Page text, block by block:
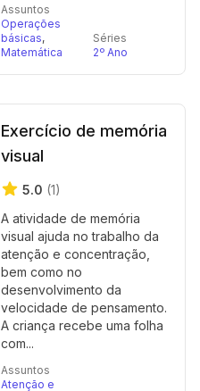
Assuntos
Operações
básicas,
Matemática
Séries
2º Ano
Exercício de memória
visual
5.0 (1)
A atividade de memória
visual ajuda no trabalho da
atenção e concentração,
bem como no
desenvolvimento da
velocidade de pensamento.
A criança recebe uma folha
com...
Assuntos
Atenção e